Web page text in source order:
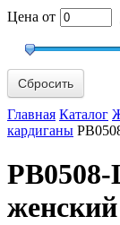
Цена от
Сбросить
Главная Каталог
кардиганы